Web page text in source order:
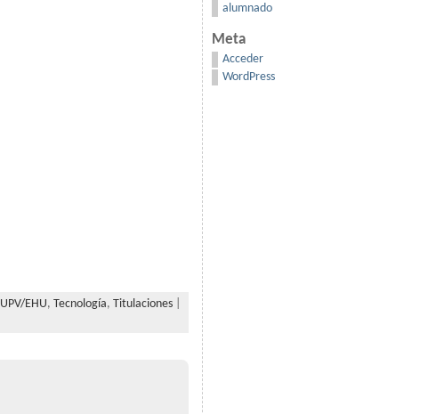
EHU, Tecnología, Titulaciones
alumnado
Meta
Acceder
WordPress